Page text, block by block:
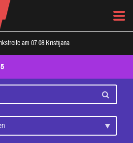
am 07.08 Kristijana